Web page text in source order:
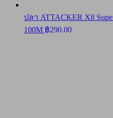
ปลา ATTACKER X8
100M ฿290.00